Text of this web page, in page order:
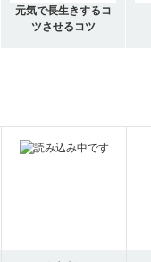
元気で長生きするコ
ツさせるコツ